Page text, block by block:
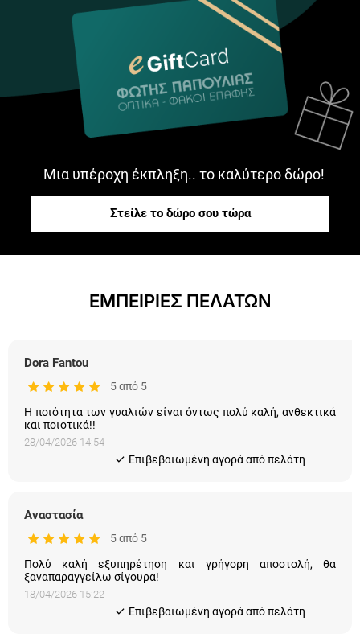
Μια υπέροχη έκπληξη.. το καλύτερο δώρο!
Στείλε το δώρο σου τώρα
ΕΜΠΕΙΡΙΕΣ ΠΕΛΑΤΩΝ
Dora Fantou
5 από 5
Η ποιότητα των γυαλιών είναι όντως πολύ καλή, ανθεκτικά
και ποιοτικά!!
28/04/2026 14:54
Eπιβεβαιωμένη αγορά από πελάτη
Αναστασία
5 από 5
Πολύ καλή εξυπηρέτηση και γρήγορη αποστολή, θα
ξαναπαραγγείλω σίγουρα!
18/04/2026 15:22
Eπιβεβαιωμένη αγορά από πελάτη